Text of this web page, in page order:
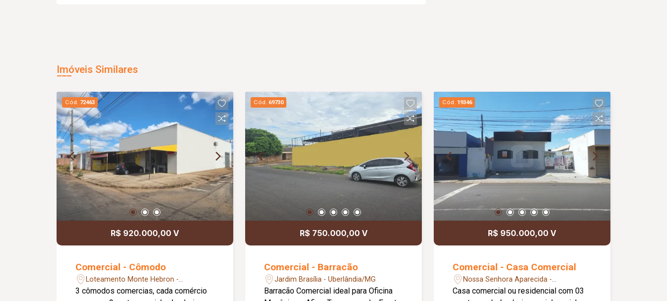
Imóveis Similares
Cód. 72463
R$ 920.000,00 V
Comercial - Cômodo
Loteamento Monte Hebron -
Uberlândia/MG
3 cômodos comercias, cada comércio
Cód. 69730
R$ 750.000,00 V
Comercial - Barracão
Jardim Brasília - Uberlândia/MG
Barracão Comercial ideal para Oficina
Cód. 19346
R$ 950.000,00 V
Comercial - Casa Comercial
Nossa Senhora Aparecida -
Uberlândia/MG
Casa comercial ou residencial com 03